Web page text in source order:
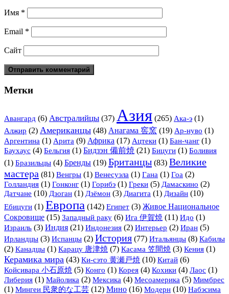
Имя *
Email *
Сайт
Метки
Авангард (6) Австралийцы (37) Азия (265) Ака-э (1)
Алжир (2) Американцы (48) Анагама 窖窯 (19) Ар-нуво (1)
Аргентина (1) Арита (9) Африка (17) Ацтеки (1) Бан-чанг (1)
Баухаус (4) Бельгия (1) Бидзэн 備前焼 (21) Бицуги (1) Боливия
(1) Бразильцы (4) Бренды (19) Британцы (83) Великие
мастера (81) Венгры (1) Венесуэла (1) Гана (1) Гоа (2)
Голландия (1) Гонконг (1) Горибэ (1) Греки (5) Дамаскино (2)
Датчане (10) Дзоган (1) Дзёмон (3) Диагита (1) Дизайн (10)
Ебицуги (1) Европа (142) Египет (3) Живое Национальное
Сокровище (15) Западный раку (6) Ига 伊賀焼 (11) Идо (1)
Израиль (3) Индия (21) Индонезия (2) Интерьер (2) Иран (5)
Ирландцы (3) Испанцы (2) История (77) Итальянцы (8) Кабилы
(2) Канадцы (1) Карацу 唐津焼 (7) Касама 笠間焼 (3) Кения (1)
Керамика мира (43) Ки-сэто 黄瀬戸焼 (10) Китай (6)
Койсивара 小石原焼 (5) Конго (1) Корея (4) Кохики (4) Лаос (1)
Либерия (1) Майолика (2) Мексика (4) Месоамерика (5) Мимбрес
(1) Мингеи 民衆的な工芸 (12) Мино (16) Модерн (10) Набэсима